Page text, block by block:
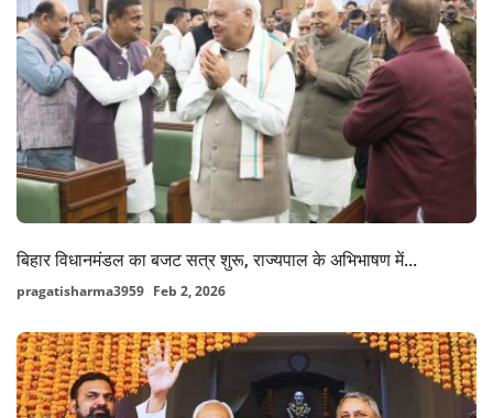
बिहार विधानमंडल का बजट सत्र शुरू, राज्यपाल के अभिभाषण में...
pragatisharma3959 Feb 2, 2026